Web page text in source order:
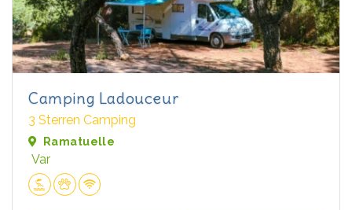
Camping Ladouceur
3 Sterren Camping
Ramatuelle
Var